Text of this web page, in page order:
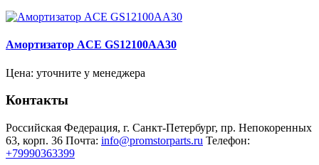
Амортизатор ACE GS12100AA30
Цена: уточните у менеджера
Контакты
Российская Федерация, г. Санкт-Петербург, пр. Непокоренных
63, корп. 36 Почта: info@promstorparts.ru Телефон:
+79990363399